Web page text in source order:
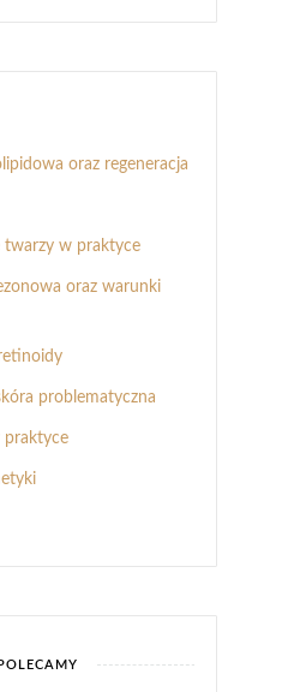
oraz regeneracja
twarzy w praktyce
oraz warunki
problematyczna
praktyce
POLECAMY